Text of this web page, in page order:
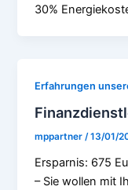
30%
Erfahrungen
mppartner/13/01/
Ersparnis: 675
– Sie wollen mit